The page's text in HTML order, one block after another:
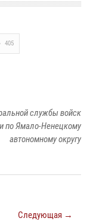
405
службы войск
по Ямало-Ненецкому
автономному округу
Следующая →